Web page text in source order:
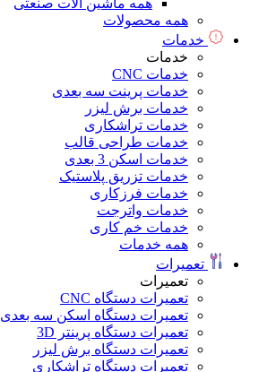
همه محصولات
خدمات
خدمات
خدمات CNC
خدمات پرینت سه بعدی
خدمات برش لیزر
خدمات تراشکاری
خدمات طراحی قالب
خدمات اسکن 3 بعدی
خدمات تزریق پلاستیک
خدمات فرزکاری
خدمات واترجت
خدمات خم کاری
همه خدمات
تعمیرات
تعمیرات
تعمیرات دستگاه CNC
تعمیرات دستگاه اسکن سه بعدی
تعمیرات دستگاه پرینتر 3D
تعمیرات دستگاه برش لیزر
تعمیرات دستگاه تراشکاری